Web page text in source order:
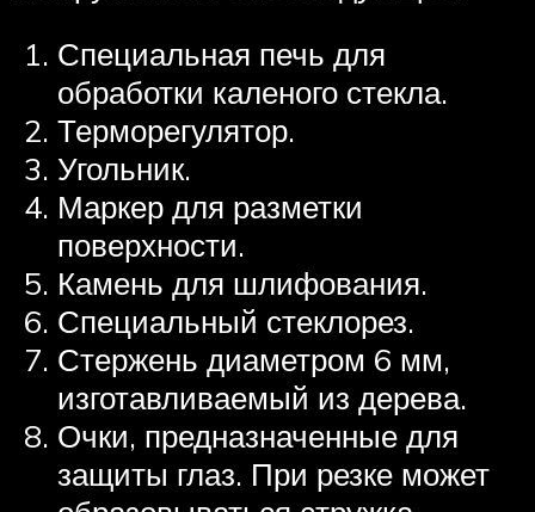
Специальная печь для
обработки каленого стекла.
Терморегулятор.
Угольник.
Маркер для разметки
поверхности.
Камень для шлифования.
Специальный стеклорез.
Стержень диаметром 6 мм,
изготавливаемый из дерева.
Очки, предназначенные для
защиты глаз. При резке может